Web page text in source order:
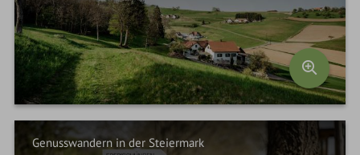
Genusswandern in der Steiermark